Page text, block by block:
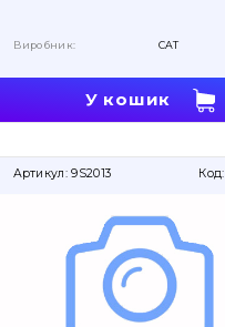
Виробник: CAT
У кошик
Артикул: 9S2013 Код: